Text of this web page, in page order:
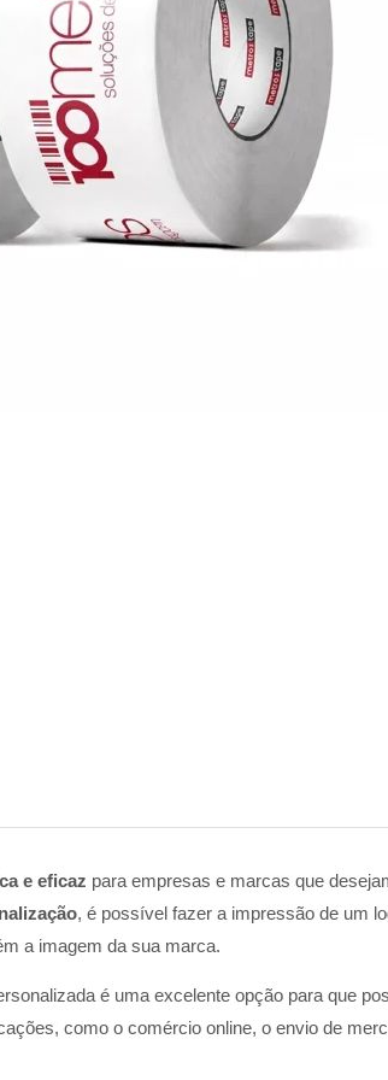
e eficaz para empresas e marcas que
, é possível fazer a impressão de um
a imagem da sua marca.
é uma excelente opção para que
como o comércio online, o envio de